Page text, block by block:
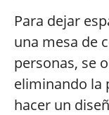
Para dejar
una mesa de
personas, se
eliminando la
hacer un